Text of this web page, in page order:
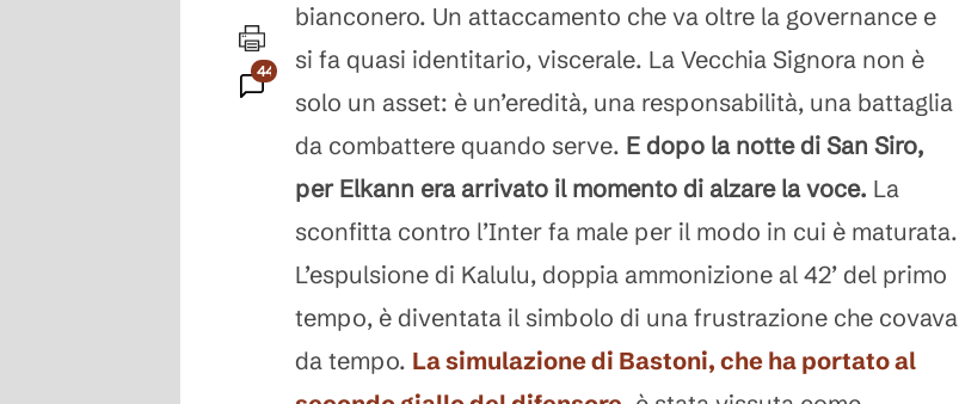
442
Commenti
bianconero. Un attaccamento che va oltre la governance e
si fa quasi identitario, viscerale. La Vecchia Signora non è
solo un asset: è un’eredità, una responsabilità, una battaglia
da combattere quando serve. E dopo la notte di San Siro,
per Elkann era arrivato il momento di alzare la voce. La
sconfitta contro l’Inter fa male per il modo in cui è maturata.
L’espulsione di Kalulu, doppia ammonizione al 42’ del primo
tempo, è diventata il simbolo di una frustrazione che covava
da tempo. La simulazione di Bastoni, che ha portato al